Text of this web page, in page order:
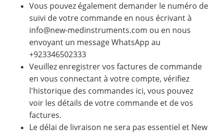
Vous pouvez également demander le numéro de
suivi de votre commande en nous écrivant à
info@new-medinstruments.com ou en nous
envoyant un message WhatsApp au
+923346502333
Veuillez enregistrer vos factures de commande
en vous connectant à votre compte, vérifiez
l'historique des commandes ici, vous pouvez
voir les détails de votre commande et de vos
factures.
Le délai de livraison ne sera pas essentiel et New